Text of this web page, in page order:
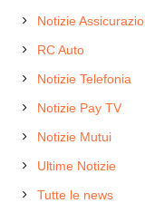
Notizie
RC Auto
Notizie Telefonia
Notizie Pay TV
Notizie Mutui
Ultime Notizie
Tutte le news